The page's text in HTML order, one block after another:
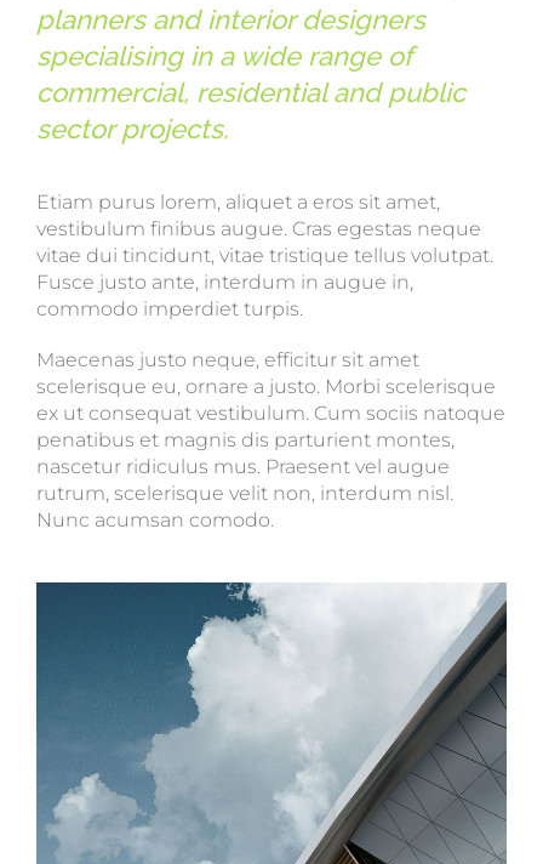
planners and interior designers
specialising in a wide range of
commercial, residential and public
sector projects.
Etiam purus lorem, aliquet a eros sit amet,
vestibulum finibus augue. Cras egestas neque
vitae dui tincidunt, vitae tristique tellus volutpat.
Fusce justo ante, interdum in augue in,
commodo imperdiet turpis.
Maecenas justo neque, efficitur sit amet
scelerisque eu, ornare a justo. Morbi scelerisque
ex ut consequat vestibulum. Cum sociis natoque
penatibus et magnis dis parturient montes,
nascetur ridiculus mus. Praesent vel augue
rutrum, scelerisque velit non, interdum nisl.
Nunc acumsan comodo.